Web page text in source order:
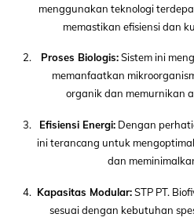
menggunakan teknologi
memastikan efisiensi dan
Proses Biologis:Sistem ini
memanfaatkan
organik dan memurnikan
Efisiensi Energi: Dengan
ini terancang untuk
dan
Kapasitas Modular:STP PT.
sesuai dengan kebutuhan